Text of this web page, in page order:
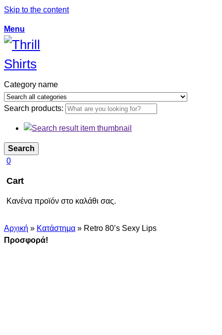
Skip to the content
Menu
Category name
Search products:
Search
0
Cart
Κανένα προϊόν στο καλάθι σας.
Αρχική » Κατάστημα » Retro 80’s Sexy Lips
Προσφορά!